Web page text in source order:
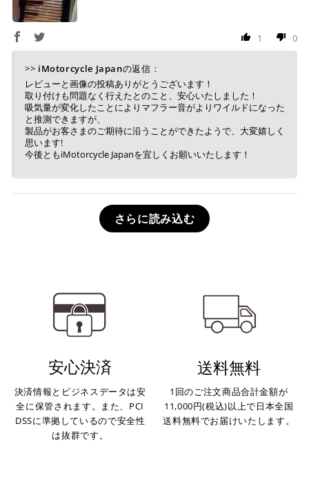
1 0
>> iMotorcycle Japanの返信：
レビューと画像の投稿ありがとうございます！
取り付けも問題なく行えたとのこと、安心いたしました！
吸気量が変化したことによりマフラー音がよりワイルドになった
と推測できますが、
製品がお客さまのご期待に沿うことができたようで、大変嬉しく
思います!
今後ともiMotorcycle Japanを宜しくお願いいたします！
さらに読み込む
安心決済
決済情報とビジネスデータは安
全に保管されます。また、PCI
DSSに準拠しているので安全性
は抜群です。
送料無料
1回のご注文商品合計金額が
11,000円(税込)以上で日本全国
送料無料でお届けいたします。